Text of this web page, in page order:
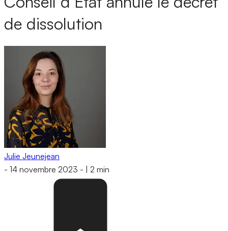
de dissolution
Julie Jeunejean
- 14 novembre 2023 - 2 min